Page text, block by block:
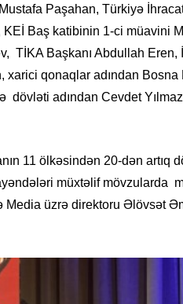
Paşahan, Türkiyə
Baş katibinin 1-ci müavini
TİKA Başkanı Abdullah Eren,
qonaqlar adından Bosna
adından Cevdet Yılmaz
11 ölkəsindən 20-dən artıq
müxtəlif mövzularda
Media üzrə direktoru Əlövsət